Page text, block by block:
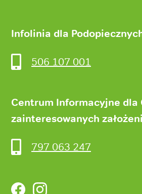
Infolinia dla
506 107 001
Centrum Informacyjne dla
zainteresowanych
797 063 247
FacebookInstagram